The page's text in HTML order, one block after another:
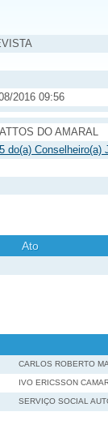
2016 09:56
DO AMARAL
do(a)
Ato
CARLOS ROBERTO
IVO ERICSSON
SERVIÇO SOCIAL